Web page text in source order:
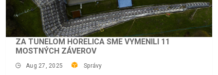
ZA TUNELOM HORELICA SME VYMENILI 11
MOSTNÝCH ZÁVEROV
Aug 27, 2025 Správy